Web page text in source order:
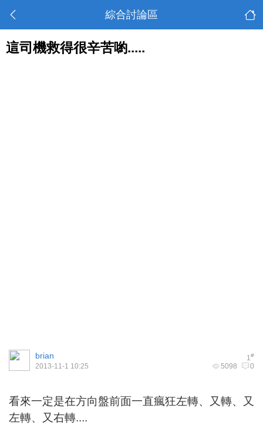
綜合討論區
這司機救得很辛苦喲.....
1#
brian
5098 0
2013-11-1 10:25
看來一定是在方向盤前面一直瘋狂左轉、又轉、又
左轉、又右轉....